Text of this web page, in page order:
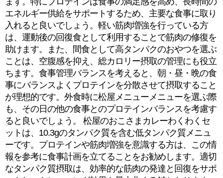
エネルギー供給をサポートするため、主要な食事に取り
入れると良いでしょう。軽い筋肉増強を行っている方
は、運動後の回復食として利用することで筋肉の修復を
助けます。また、間食として高タンパクのおやつを選ぶ
ことは、空腹感を抑え、総カロリー摂取の管理にも役立
ちます。食事管理バランスを考えると、朝・昼・晩の食
事にバランスよくプロテインを分散させて摂取すること
が理想的です。外食時に松屋メニューメニューを選ぶ際
も、その日の他の食事とのプロテインバランスを考慮す
ると良いでしょう。 松屋のおこさまカレーわくわくセ
ットは、10.3gのタンパク質を含む低タンパク質メニュ
ーです。プロテインや筋肉増強を意識する方は、この情
報を参考に食事計画を立てることをお勧めします。適切
なタンパク質摂取は、効率的な筋肉の発達と回復をサポ